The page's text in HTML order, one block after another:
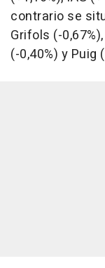
contrario se
Grifols (-
(-0,40%) y Puig